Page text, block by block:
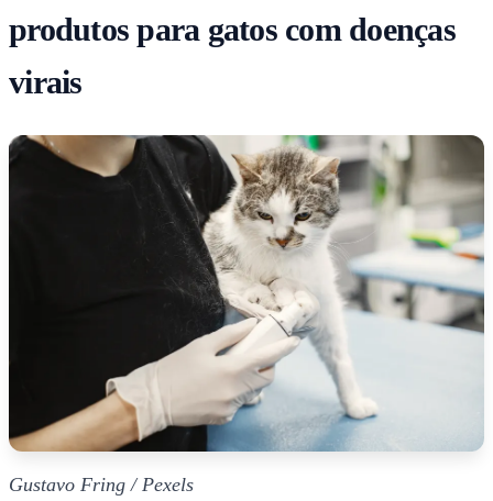
produtos para gatos com doenças
virais
Gustavo Fring / Pexels